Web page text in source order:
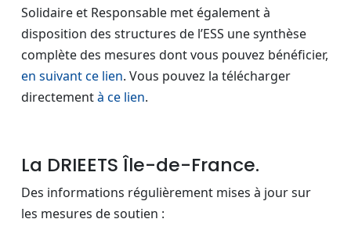
Solidaire et Responsable met également à
disposition des structures de l’ESS une synthèse
complète des mesures dont vous pouvez bénéficier,
en suivant ce lien. Vous pouvez la télécharger
directementà ce lien.
La DRIEETS Île-de-France.
Des informations régulièrement mises à jour sur
les mesures de soutien :